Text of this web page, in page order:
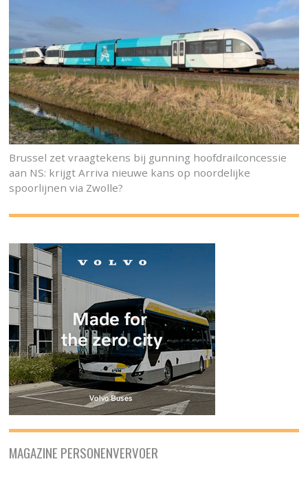
Brussel zet vraagtekens bij gunning hoofdrailconcessie
aan NS: krijgt Arriva nieuwe kans op noordelijke
spoorlijnen via Zwolle?
MAGAZINE PERSONENVERVOER